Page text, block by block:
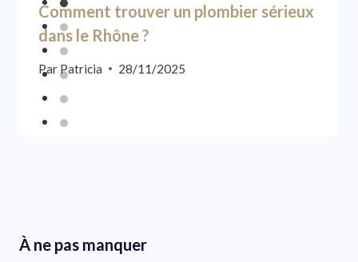
Comment trouver un plombier sérieux
dans le Rhône ?
Par Patricia 28/11/2025
À ne pas manquer